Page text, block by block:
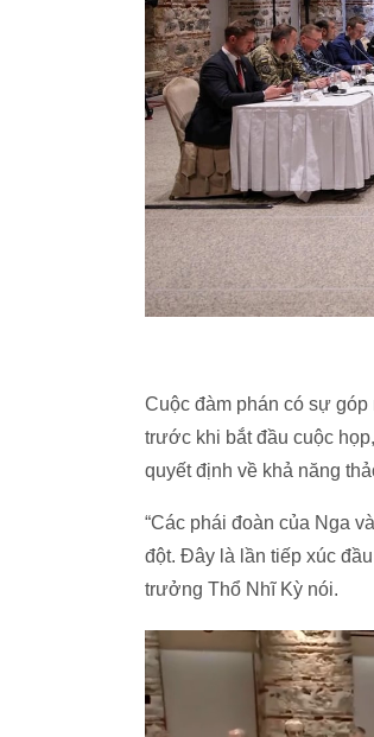
Cuộc đàm phán có sự
trước khi bắt đầu cuộc
quyết định về khả năng
“Các phái đoàn của Nga
đột. Đây là lần tiếp xúc
trưởng Thổ Nhĩ Kỳ nói.